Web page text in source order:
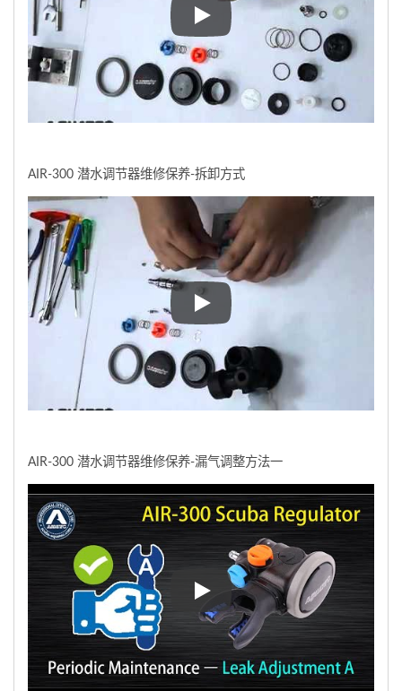
AIR-300 潜水调节器维修保养-
AIR-300 潜水调节器维修保养-拆卸方式
AIR-300 潜水调节器维修保养-
AIR-300 潜水调节器维修保养-漏气调整方法一
AIR-300 潜水调节器维修保养-